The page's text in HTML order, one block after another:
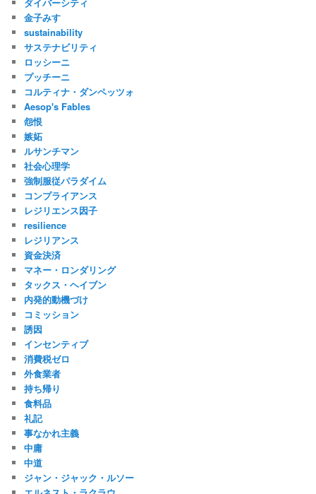
金子みすゞ
sustainability
サステナビリティ
ロッシーニ
プッチーニ
コルティナ・ダンペッツォ
Aesop's Fables
怨恨
嫉妬
ルサンチマン
社会心理学
強制服従パラダイム
コンプライアンス
レジリエンス因子
resilience
レジリアンス
資金決済
マネー・ロンダリング
タックス・ヘイブン
内発的動機づけ
コミッション
誘因
インセンティブ
消費税ゼロ
外食業者
持ち帰り
食料品
礼記
事なかれ主義
中庸
中道
ジャン・ジャック・ルソー